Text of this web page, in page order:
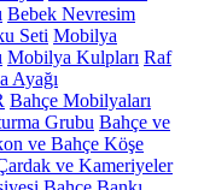
Bebek Nevresim
Seti Mobilya
Mobilya Kulpları Raf
Ayağı
Bahçe Mobilyaları
Grubu Bahçe ve
ve Bahçe Köşe
ve Kameriyeler